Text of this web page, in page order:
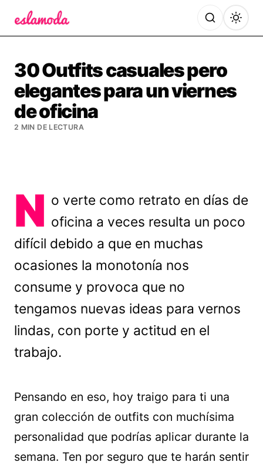
30 Outfits casuales pero
elegantes para un viernes
de oficina
2 MIN DE LECTURA
N o verte como retrato en días de
oficina a veces resulta un poco
difícil debido a que en muchas
ocasiones la monotonía nos
consume y provoca que no
tengamos nuevas ideas para vernos
lindas, con porte y actitud en el
trabajo.
Pensando en eso, hoy traigo para ti una
gran colección de outfits con muchísima
personalidad que podrías aplicar durante la
semana. Ten por seguro que te harán sentir